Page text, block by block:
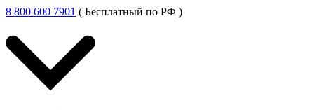
8 800 600 7901 ( Бесплатный по РФ )